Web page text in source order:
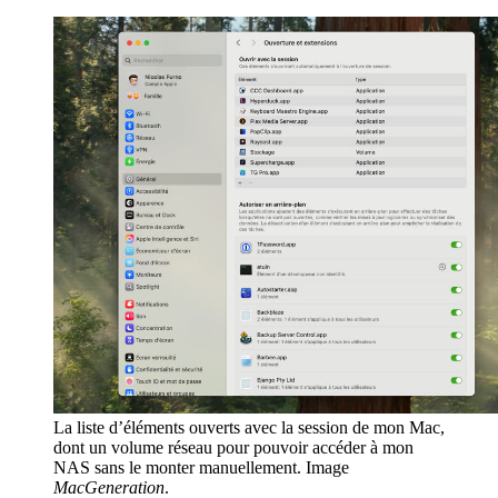
La liste d’éléments ouverts avec la session de mon Mac,
dont un volume réseau pour pouvoir accéder à mon
NAS sans le monter manuellement. Image
MacGeneration.